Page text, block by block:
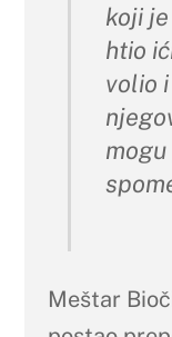
koji
htio
volio
Meštar